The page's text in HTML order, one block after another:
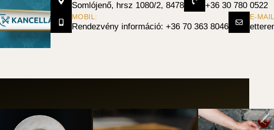
Somlójenő, hrsz 1080/2, 8478 +36 30 780 0522
MOBIL:
Rendezvény információ: +36 70 363 8046
E-